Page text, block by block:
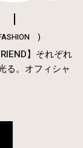
)
】それぞれ
る。オフィシャ